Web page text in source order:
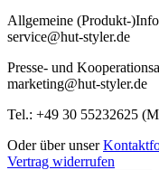
Allgemeine (Produkt-
service@hut-styler.de
Presse- und
marketing@hut-styler.de
Tel.: +49 30 55232625
Oder über unser
Vertrag widerrufen